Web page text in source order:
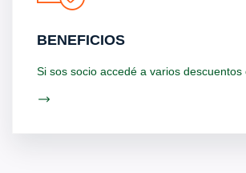
BENEFICIOS
Si sos socio accedé a varios descuentos